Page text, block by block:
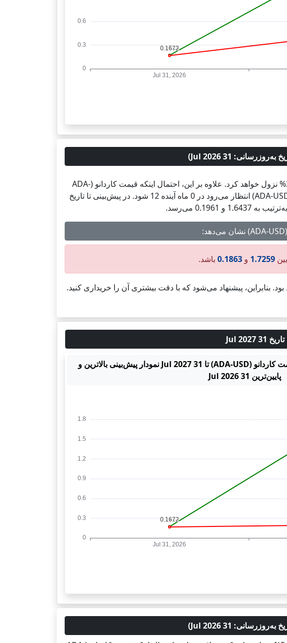
پیش‌بینی تا تاریخ 31 Jul 2027 نشان می‌دهد که قیمت با احتمال 0% صعود خواهد کرد و با احتمال 3% نزول خواهد کرد. علاوه بر این، احتمال اینکه قیمت کاردانو (ADA-
USD) تغییر معینی نداشته باشد 97% است (تغییر قیمت تجربه خواهد شد). بنابراین، قیمت کاردانو (ADA-USD) انتظار می‌رود در 0 ماه آینده 12 شود. در پیش‌بینی تا تاریخ
1.7259 و 0.1863 باشد.
بود. بنابراین، پیشنهاد می‌شود که با دقت بیشتری آن را خریداری کنید.
نمودار پیش‌بینی بالاترین و پایین‌ترین قیمت کاردانو (ADA-USD) تا 31 Jul 2027 نمودار پیش‌بینی بالاترین و
پایین‌ترین 31 Jul 2026